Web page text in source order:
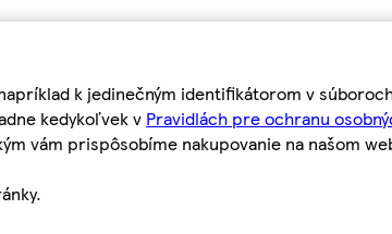
k jedinečným identifikátorom v
kedykoľvek v Pravidlách pre ochranu
vám prispôsobíme nakupovanie na našom